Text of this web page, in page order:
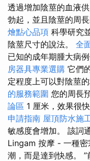
透過增加陰莖的血液
勃起，並且陰莖的周
燴點心品項 科學研究
陰莖尺寸的說法。 全
已知的成年期腫大病
房器具專業選購 它們
定程度上可以對陰莖
的服務範圍 您的周長
論區 1 厘米，效果很
申請指南 屋頂防水施
敏感度會增加。 該詞
Lingam 按摩 - 一種密
潮，而是達到快感。